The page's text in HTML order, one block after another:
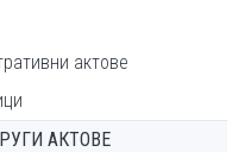
актове
АКТОВЕ